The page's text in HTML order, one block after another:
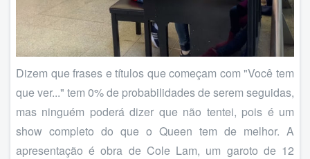
Dizem que frases e títulos que começam com "Você tem
que ver..." tem 0% de probabilidades de serem seguidas,
mas ninguém poderá dizer que não tentei, pois é um
show completo do que o Queen tem de melhor. A
apresentação é obra de Cole Lam, um garoto de 12